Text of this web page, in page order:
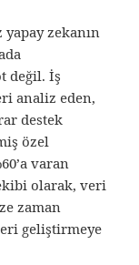
zekanın
değil. İş
analiz eden,
destek
özel
varan
olarak, veri
zaman
geliştirmeye